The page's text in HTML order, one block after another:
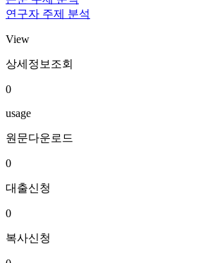
연구자 주제 분석
View
상세정보조회
0
usage
원문다운로드
0
대출신청
0
복사신청